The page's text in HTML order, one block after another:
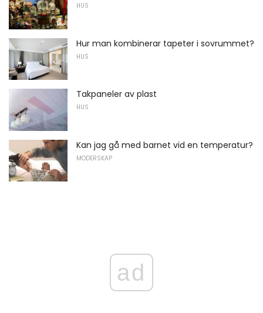
HUS
Hur man kombinerar tapeter i sovrummet?
HUS
Takpaneler av plast
HUS
Kan jag gå med barnet vid en temperatur?
MODERSKAP
ad